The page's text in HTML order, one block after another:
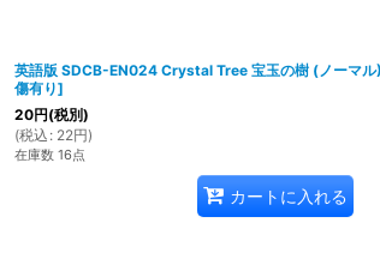
英語版 SDCB-EN024 Crystal Tree 宝玉の樹 (ノーマ
傷有り]
20円(税別)
(税込 : 22円)
在庫数 16点
カートに入れる